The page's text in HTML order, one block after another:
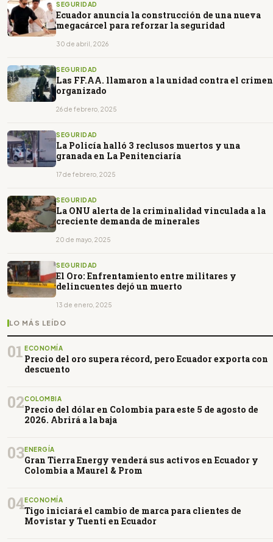
SEGURIDAD
Ecuador anuncia la construcción de una nueva
megacárcel para reforzar la seguridad
30 de abril, 2026
SEGURIDAD
Las FF.AA. llamaron a la unidad contra el crimen
organizado
26 de febrero, 2025
SEGURIDAD
La Policía halló 3 reclusos muertos y una
granada en La Penitenciaría
17 de febrero, 2025
SEGURIDAD
La ONU alerta de la criminalidad vinculada a la
creciente demanda de minerales
20 de mayo, 2025
SEGURIDAD
El Oro: Enfrentamiento entre militares y
delincuentes dejó un muerto
13 de enero, 2025
LO MÁS LEÍDO
01 ECONOMÍA
Precio del oro supera récord, pero Ecuador exporta con
descuento
02COLOMBIA
Precio del dólar en Colombia para este 5 de agosto de
2026. Abrirá a la baja
03ENERGÍA
Gran Tierra Energy venderá sus activos en Ecuador y
Colombia a Maurel & Prom
04ECONOMÍA
Tigo iniciará el cambio de marca para clientes de
Movistar y Tuenti en Ecuador